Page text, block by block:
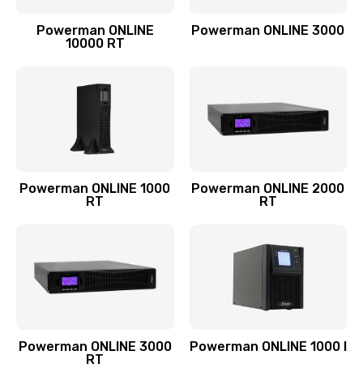
Powerman ONLINE
10000 RT
Powerman ONLINE 3000
Powerman ONLINE 1000
RT
Powerman ONLINE 2000
RT
Powerman ONLINE 3000
RT
Powerman ONLINE 1000 I